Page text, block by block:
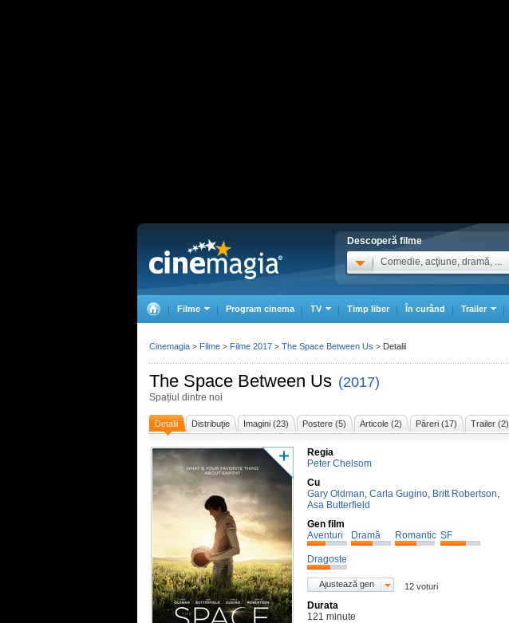
Descoperă filme
Comedie, acţiune, dramă, ...
Filme Program cinema TV Timp liber În curând Trailer
The Space Between Us (2017)
Spațiul dintre noi
Detalii Distribuţie Imagini (23) Postere (5) Articole (2) Păreri (17) Trailer (2)
Regia
Peter Chelsom
Cu
Gary Oldman, Carla Gugino, Britt Robertson,
Asa Butterfield
Gen film
Aventuri
Dramă Romantic SF
Dragoste
Ajustează gen 12 voturi
Durata
121 minute
Cinemagia > Filme > Filme 2017 > The Space Between Us > Detalii